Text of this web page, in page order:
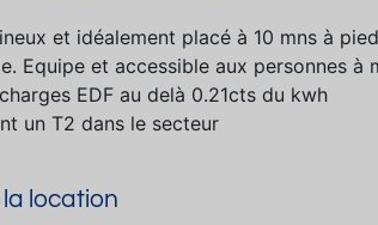
et idéalement placé à 10 mns à
Equipe et accessible aux personnes à
EDF au delà 0.21cts du kwh
un T2 dans le secteur
location